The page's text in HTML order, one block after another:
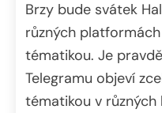
Brzy bude svátek
různých
tématikou. Je
Telegramu objeví
tématikou v různých